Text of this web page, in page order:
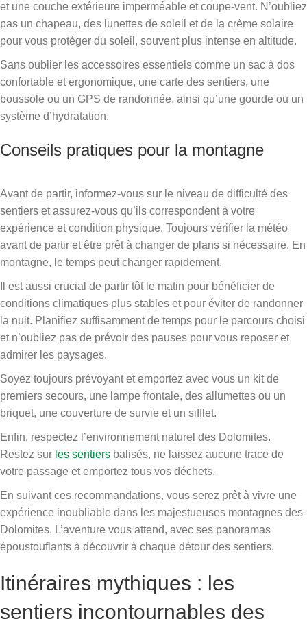
et une couche extérieure imperméable et coupe-vent. N’oubliez
pas un chapeau, des lunettes de soleil et de la crème solaire
pour vous protéger du soleil, souvent plus intense en altitude.
Sans oublier les accessoires essentiels comme un sac à dos
confortable et ergonomique, une carte des sentiers, une
boussole ou un GPS de randonnée, ainsi qu’une gourde ou un
système d’hydratation.
Conseils pratiques pour la montagne
Avant de partir, informez-vous sur le niveau de difficulté des
sentiers et assurez-vous qu’ils correspondent à votre
expérience et condition physique. Toujours vérifier la météo
avant de partir et être prêt à changer de plans si nécessaire. En
montagne, le temps peut changer rapidement.
Il est aussi crucial de partir tôt le matin pour bénéficier de
conditions climatiques plus stables et pour éviter de randonner
la nuit. Planifiez suffisamment de temps pour le parcours choisi
et n’oubliez pas de prévoir des pauses pour vous reposer et
admirer les paysages.
Soyez toujours prévoyant et emportez avec vous un kit de
premiers secours, une lampe frontale, des allumettes ou un
briquet, une couverture de survie et un sifflet.
Enfin, respectez l’environnement naturel des Dolomites.
Restez sur les sentiers balisés, ne laissez aucune trace de
votre passage et emportez tous vos déchets.
En suivant ces recommandations, vous serez prêt à vivre une
expérience inoubliable dans les majestueuses montagnes des
Dolomites. L’aventure vous attend, avec ses panoramas
époustouflants à découvrir à chaque détour des sentiers.
Itinéraires mythiques : les
sentiers incontournables des